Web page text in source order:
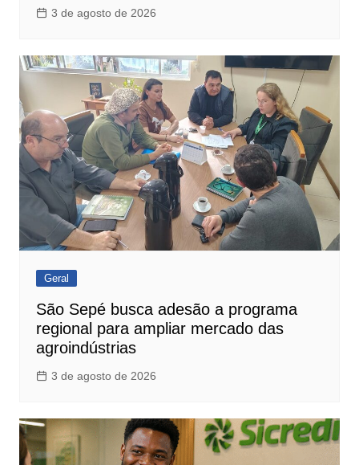
3 de agosto de 2026
Geral
São Sepé busca adesão a programa
regional para ampliar mercado das
agroindústrias
3 de agosto de 2026